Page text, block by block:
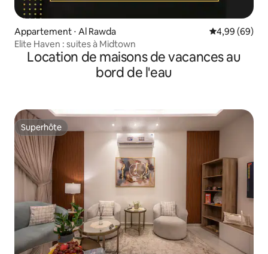
Appartement ⋅ Al Rawda Évaluation
4,99 (69)
Elite Haven : suites à Midtown
Location de maisons de vacances au
bord de l'eau
Superhôte
Superhôte